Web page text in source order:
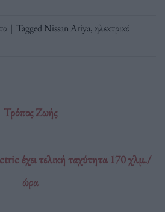
| TaggedNissan Ariya,ηλεκτρικό
Τρόπος Ζωής
έχει τελική ταχύτητα 170 χλμ./
ώρα